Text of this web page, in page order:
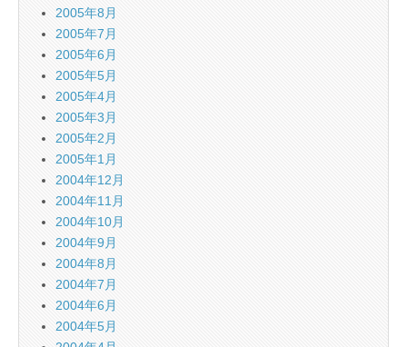
2005年8月
2005年7月
2005年6月
2005年5月
2005年4月
2005年3月
2005年2月
2005年1月
2004年12月
2004年11月
2004年10月
2004年9月
2004年8月
2004年7月
2004年6月
2004年5月